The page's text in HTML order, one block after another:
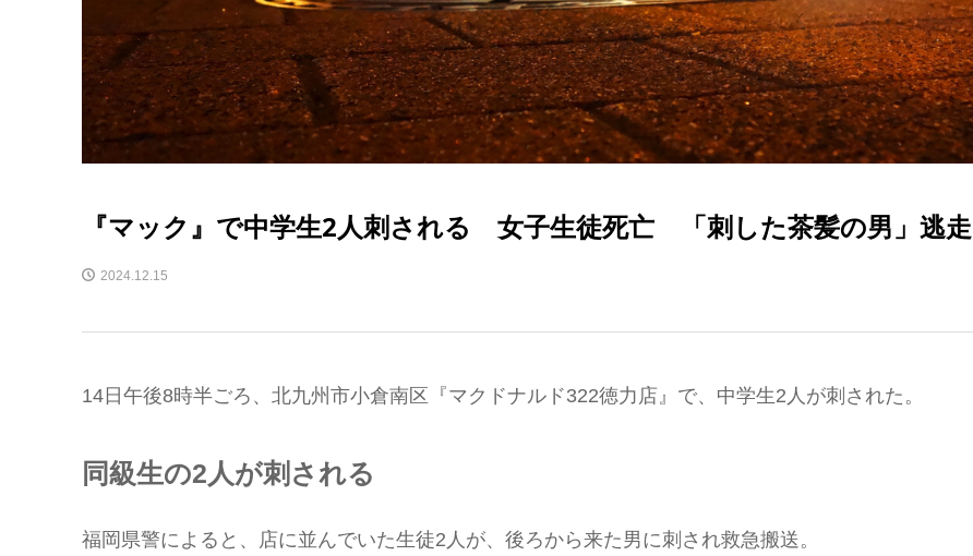
『マック』で中学生2人刺される 女子生徒死亡 「刺した茶髪の男」逃走
2024.12.15
14日午後8時半ごろ、北九州市小倉南区『マクドナルド322徳力店』で、中学生2人が刺された。
同級生の2人が刺される
福岡県警によると、店に並んでいた生徒2人が、後ろから来た男に刺され救急搬送。